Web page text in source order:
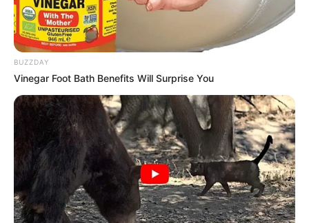
BUZZDAY
Vinegar Foot Bath Benefits Will Surprise You